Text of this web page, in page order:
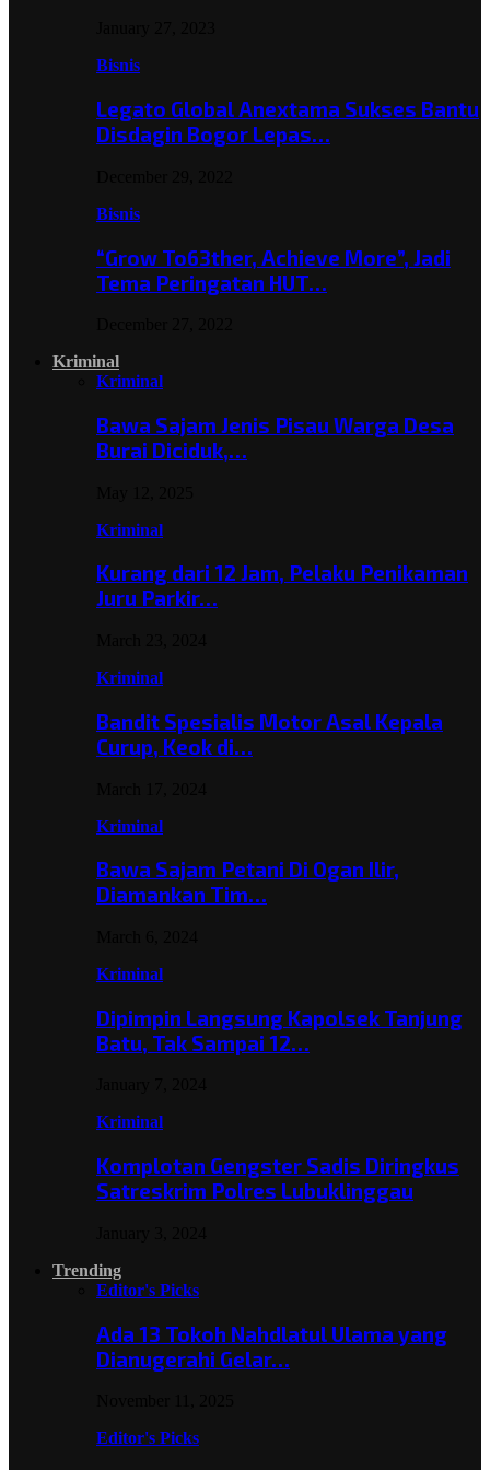
Bisnis
Legato Global Anextama Sukses Bantu
Disdagin Bogor Lepas…
Bisnis
“Grow To63ther, Achieve More”, Jadi
Tema Peringatan HUT…
Kriminal
Kriminal
Bawa Sajam Jenis Pisau Warga Desa
Burai Diciduk,…
Kriminal
Kurang dari 12 Jam, Pelaku Penikaman
Juru Parkir…
Kriminal
Bandit Spesialis Motor Asal Kepala
Curup, Keok di…
Kriminal
Bawa Sajam Petani Di Ogan Ilir,
Diamankan Tim…
Kriminal
Dipimpin Langsung Kapolsek Tanjung
Batu, Tak Sampai 12…
Kriminal
Komplotan Gengster Sadis Diringkus
Satreskrim Polres Lubuklinggau
Trending
Editor's Picks
Ada 13 Tokoh Nahdlatul Ulama yang
Dianugerahi Gelar…
Editor's Picks